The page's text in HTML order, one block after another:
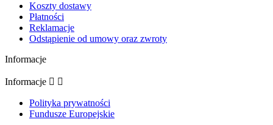
Koszty dostawy
Płatności
Reklamacje
Odstąpienie od umowy oraz zwroty
Informacje
Informacje  
Polityka prywatności
Fundusze Europejskie